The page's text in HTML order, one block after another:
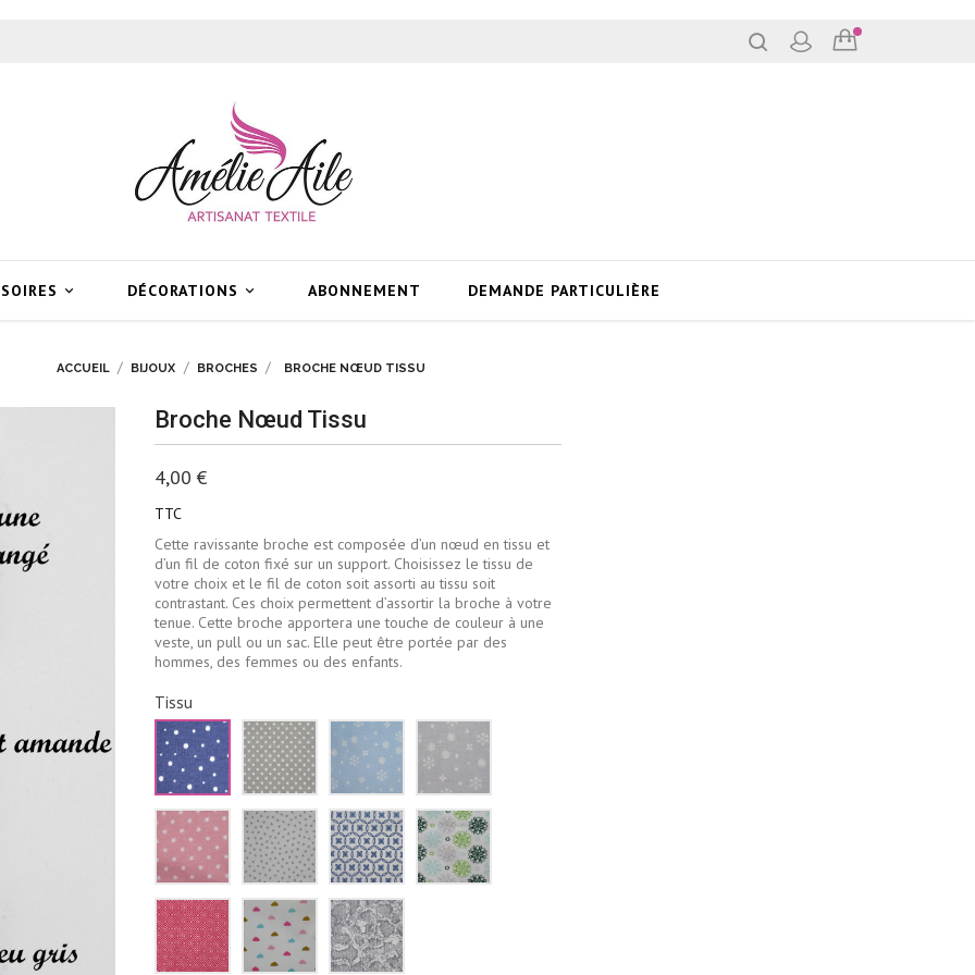
 
DÉCORATIONS ABONNEMENT DEMANDE PARTICULIÈRE
ACCUEIL BIJOUX BROCHES BROCHE NŒUD TISSU
Broche Nœud Tissu
4,00 €
TTC
Cette ravissante broche est composée d’un nœud en tissu et
d’un fil de coton fixé sur un support. Choisissez le tissu de
votre choix et le fil de coton soit assorti au tissu soit
contrastant. Ces choix permettent d’assortir la broche à votre
tenue. Cette broche apportera une touche de couleur à une
veste, un pull ou un sac. Elle peut être portée par des
hommes, des femmes ou des enfants.
Tissu
Bleu
marine
pois
blancs
Beige
à
pois
blancs
Bleu
ciel
flocons
neige
blancs
blancs
Rose
pale
étoiles
blanches
Blanc
triangles
gris
Blanc
fleurs
bleu
marine
Blanc
fleur
et
Rouge
losanges
blancs
Blanc
nuages
roses
bleus
Serpent
gris